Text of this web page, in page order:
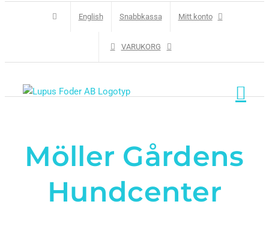
English Snabbkassa Mitt konto
VARUKORG
Möller Gårdens
Hundcenter